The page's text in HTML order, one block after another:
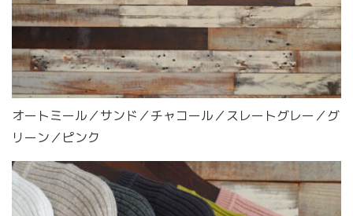
オートミール／サンド／チャコール／スレートグレー／グ
リーン／ピンク